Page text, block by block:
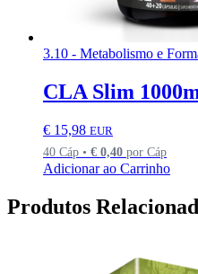
3.10 - Metabolismo e
CLA Slim
€ 15,98 EUR
40 Cáp • € 0,40 por Cáp
Adicionar ao Carrinho
Produtos